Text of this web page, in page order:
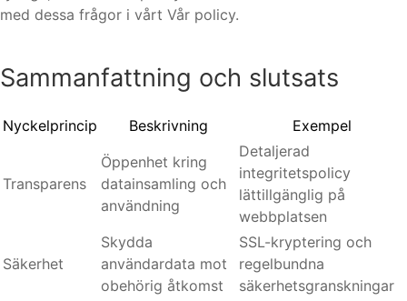
med dessa frågor i vårt Vår policy.
Sammanfattning och slutsats
Nyckelprincip Beskrivning Exempel
Transparens
Öppenhet kring
datainsamling och
användning
Detaljerad
integritetspolicy
lättillgänglig på
webbplatsen
Säkerhet
Skydda
användardata mot
obehörig åtkomst
SSL-kryptering och
regelbundna
säkerhetsgranskningar